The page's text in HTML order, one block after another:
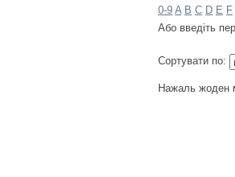
0-9 A B C D E F
Або введіть
Сортувати по:
Нажаль жоден